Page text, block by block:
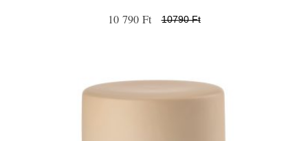
10 790 Ft 10790 Ft